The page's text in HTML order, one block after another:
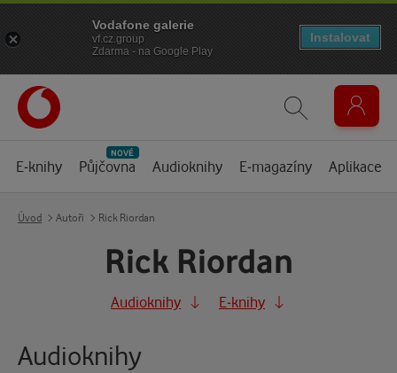
E-knihy Půjčovna
NOVÉ
Audioknihy E-magazíny Aplikace
Úvod Autoři Rick Riordan
Rick Riordan
Audioknihy E-knihy
Audioknihy
Vodafone galerie
vf.cz.group
Zdarma - na Google Play
Instalovat